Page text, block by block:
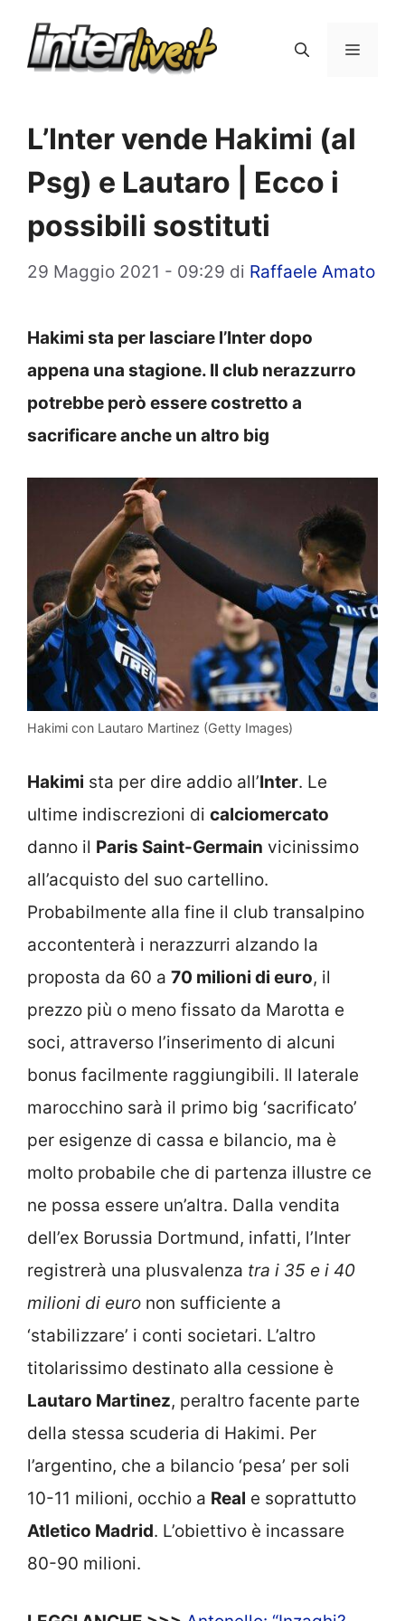
Menu
L’Inter vende Hakimi (al
Psg) e Lautaro | Ecco i
possibili sostituti
29 Maggio 2021 - 09:29 di Raffaele Amato
Hakimi sta per lasciare l’Inter dopo
appena una stagione. Il club nerazzurro
potrebbe però essere costretto a
sacrificare anche un altro big
Hakimi con Lautaro Martinez (Getty Images)
Hakimi sta per dire addio all’Inter. Le
ultime indiscrezioni di calciomercato
danno il Paris Saint-Germain vicinissimo
all’acquisto del suo cartellino.
Probabilmente alla fine il club transalpino
accontenterà i nerazzurri alzando la
proposta da 60 a 70 milioni di euro, il
prezzo più o meno fissato da Marotta e
soci, attraverso l’inserimento di alcuni
bonus facilmente raggiungibili. Il laterale
marocchino sarà il primo big ‘sacrificato’
per esigenze di cassa e bilancio, ma è
molto probabile che di partenza illustre ce
ne possa essere un’altra. Dalla vendita
dell’ex Borussia Dortmund, infatti, l’Inter
registrerà una plusvalenza tra i 35 e i 40
milioni di euro non sufficiente a
‘stabilizzare’ i conti societari. L’altro
titolarissimo destinato alla cessione è
Lautaro Martinez, peraltro facente parte
della stessa scuderia di Hakimi. Per
l’argentino, che a bilancio ‘pesa’ per soli
10-11 milioni, occhio a Real e soprattutto
Atletico Madrid. L’obiettivo è incassare
80-90 milioni.